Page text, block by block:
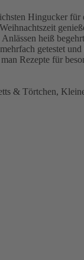
Hingucker
heiß
getestet
Rezepte für
Törtchen,